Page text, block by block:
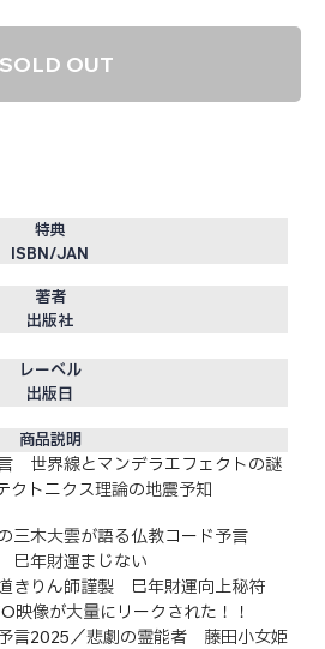
SOLD OUT
特典
ISBN/JAN
著者
出版社
レーベル
出版日
商品説明
世界線とマンデラエフェクトの謎
トニクス理論の地震予知
三木大雲が語る仏教コード予言
年財運まじない
きりん師謹製 巳年財運向上秘符
像が大量にリークされた！！
言2025／悲劇の霊能者 藤田小女姫